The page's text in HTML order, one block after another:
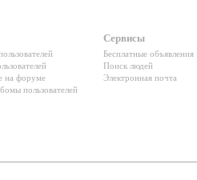
на форуме
пользователей
Сервисы
Бесплатные объявления
Поиск людей
Электронная почта